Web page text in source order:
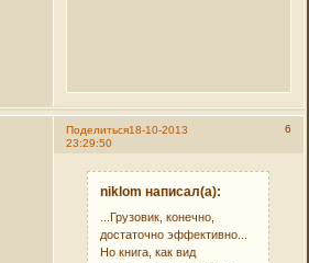
Поделиться 6
18-10-2013
23:29:50
niklom написал(а):
...Грузовик, конечно,
достаточно эффективно...
Но книга, как вид